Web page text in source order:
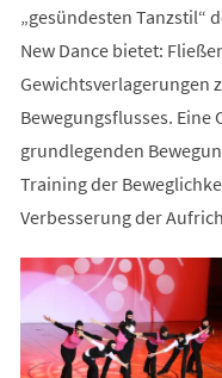
„gesündesten Tanzstil“
New Dance bietet:
Gewichtsverlagerungen
Bewegungsflusses.
grundlegenden
Training der
Verbesserung der